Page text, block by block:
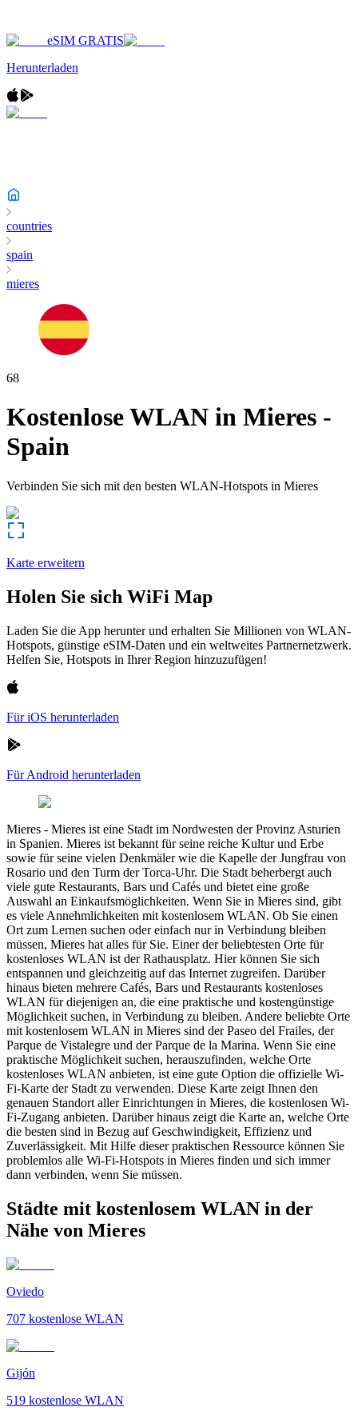
eSIM GRATIS
Herunterladen
countries
spain
mieres
68
Kostenlose WLAN in Mieres -
Spain
Verbinden Sie sich mit den besten WLAN-Hotspots in Mieres
Karte erweitern
Holen Sie sich WiFi Map
Laden Sie die App herunter und erhalten Sie Millionen von WLAN-
Hotspots, günstige eSIM-Daten und ein weltweites Partnernetzwerk.
Helfen Sie, Hotspots in Ihrer Region hinzuzufügen!
Für iOS herunterladen
Für Android herunterladen
Mieres - Mieres ist eine Stadt im Nordwesten der Provinz Asturien
in Spanien. Mieres ist bekannt für seine reiche Kultur und Erbe
sowie für seine vielen Denkmäler wie die Kapelle der Jungfrau von
Rosario und den Turm der Torca-Uhr. Die Stadt beherbergt auch
viele gute Restaurants, Bars und Cafés und bietet eine große
Auswahl an Einkaufsmöglichkeiten. Wenn Sie in Mieres sind, gibt
es viele Annehmlichkeiten mit kostenlosem WLAN. Ob Sie einen
Ort zum Lernen suchen oder einfach nur in Verbindung bleiben
müssen, Mieres hat alles für Sie. Einer der beliebtesten Orte für
kostenloses WLAN ist der Rathausplatz. Hier können Sie sich
entspannen und gleichzeitig auf das Internet zugreifen. Darüber
hinaus bieten mehrere Cafés, Bars und Restaurants kostenloses
WLAN für diejenigen an, die eine praktische und kostengünstige
Möglichkeit suchen, in Verbindung zu bleiben. Andere beliebte Orte
mit kostenlosem WLAN in Mieres sind der Paseo del Frailes, der
Parque de Vistalegre und der Parque de la Marina. Wenn Sie eine
praktische Möglichkeit suchen, herauszufinden, welche Orte
kostenloses WLAN anbieten, ist eine gute Option die offizielle Wi-
Fi-Karte der Stadt zu verwenden. Diese Karte zeigt Ihnen den
genauen Standort aller Einrichtungen in Mieres, die kostenlosen Wi-
Fi-Zugang anbieten. Darüber hinaus zeigt die Karte an, welche Orte
die besten sind in Bezug auf Geschwindigkeit, Effizienz und
Zuverlässigkeit. Mit Hilfe dieser praktischen Ressource können Sie
problemlos alle Wi-Fi-Hotspots in Mieres finden und sich immer
dann verbinden, wenn Sie müssen.
Städte mit kostenlosem WLAN in der
Nähe von Mieres
Oviedo
707 kostenlose WLAN
Gijón
519 kostenlose WLAN